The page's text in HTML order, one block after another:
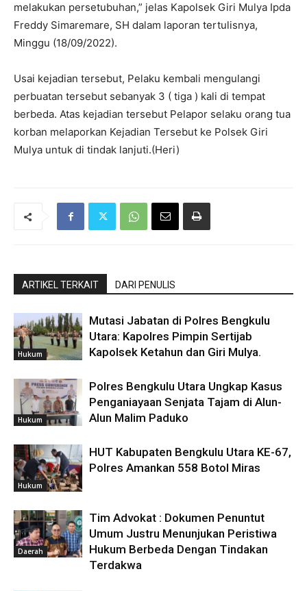
melakukan persetubuhan,” jelas Kapolsek Giri Mulya Ipda
Freddy Simaremare, SH dalam laporan tertulisnya,
Minggu (18/09/2022).
Usai kejadian tersebut, Pelaku kembali mengulangi
perbuatan tersebut sebanyak 3 ( tiga ) kali di tempat
berbeda. Atas kejadian tersebut Pelapor selaku orang tua
korban melaporkan Kejadian Tersebut ke Polsek Giri
Mulya untuk di tindak lanjuti.(Heri)
ARTIKEL TERKAIT DARI PENULIS
Hukum
Mutasi Jabatan di Polres Bengkulu
Utara: Kapolres Pimpin Sertijab
Kapolsek Ketahun dan Giri Mulya.
Hukum
Polres Bengkulu Utara Ungkap Kasus
Penganiayaan Senjata Tajam di Alun-
Alun Malim Paduko
Hukum
HUT Kabupaten Bengkulu Utara KE-67,
Polres Amankan 558 Botol Miras
Daerah
Tim Advokat : Dokumen Penuntut
Umum Justru Menunjukan Peristiwa
Hukum Berbeda Dengan Tindakan
Terdakwa